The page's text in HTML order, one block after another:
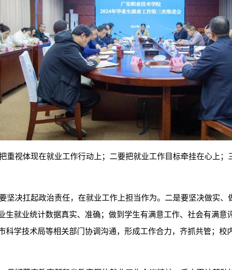
重视体现在就业工作行动上；二要把就业工作目标牵挂在心上
坚决扛起政治责任，在就业工作上担当作为。二是要坚决做实
就业统计数据真实、准确；做到学生有满意工作、社会有满
学技术局等相关部门协调沟通，形成工作合力，齐抓共管；